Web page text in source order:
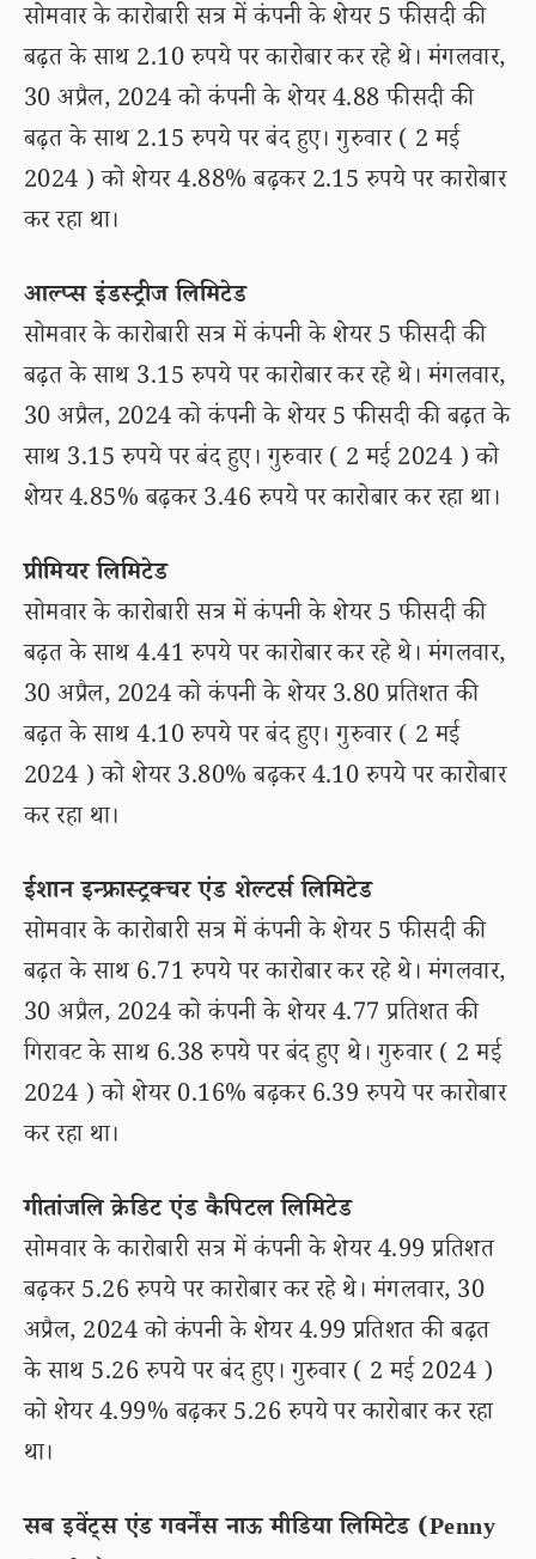
सोमवार के कारोबारी सत्र में कंपनी के शेयर 5 फीसदी की
बढ़त के साथ 2.10 रुपये पर कारोबार कर रहे थे। मंगलवार,
30 अप्रैल, 2024 को कंपनी के शेयर 4.88 फीसदी की
बढ़त के साथ 2.15 रुपये पर बंद हुए। गुरुवार ( 2 मई
2024 ) को शेयर 4.88% बढ़कर 2.15 रुपये पर कारोबार
कर रहा था।
आल्प्स इंडस्ट्रीज लिमिटेड
सोमवार के कारोबारी सत्र में कंपनी के शेयर 5 फीसदी की
बढ़त के साथ 3.15 रुपये पर कारोबार कर रहे थे। मंगलवार,
30 अप्रैल, 2024 को कंपनी के शेयर 5 फीसदी की बढ़त के
साथ 3.15 रुपये पर बंद हुए। गुरुवार ( 2 मई 2024 ) को
शेयर 4.85% बढ़कर 3.46 रुपये पर कारोबार कर रहा था।
प्रीमियर लिमिटेड
सोमवार के कारोबारी सत्र में कंपनी के शेयर 5 फीसदी की
बढ़त के साथ 4.41 रुपये पर कारोबार कर रहे थे। मंगलवार,
30 अप्रैल, 2024 को कंपनी के शेयर 3.80 प्रतिशत की
बढ़त के साथ 4.10 रुपये पर बंद हुए। गुरुवार ( 2 मई
2024 ) को शेयर 3.80% बढ़कर 4.10 रुपये पर कारोबार
कर रहा था।
ईशान इन्फ्रास्ट्रक्चर एंड शेल्टर्स लिमिटेड
सोमवार के कारोबारी सत्र में कंपनी के शेयर 5 फीसदी की
बढ़त के साथ 6.71 रुपये पर कारोबार कर रहे थे। मंगलवार,
30 अप्रैल, 2024 को कंपनी के शेयर 4.77 प्रतिशत की
गिरावट के साथ 6.38 रुपये पर बंद हुए थे। गुरुवार ( 2 मई
2024 ) को शेयर 0.16% बढ़कर 6.39 रुपये पर कारोबार
कर रहा था।
गीतांजलि क्रेडिट एंड कैपिटल लिमिटेड
सोमवार के कारोबारी सत्र में कंपनी के शेयर 4.99 प्रतिशत
बढ़कर 5.26 रुपये पर कारोबार कर रहे थे। मंगलवार, 30
अप्रैल, 2024 को कंपनी के शेयर 4.99 प्रतिशत की बढ़त
के साथ 5.26 रुपये पर बंद हुए। गुरुवार ( 2 मई 2024 )
को शेयर 4.99% बढ़कर 5.26 रुपये पर कारोबार कर रहा
था।
सब इवेंट्स एंड गवर्नेंस नाऊ मीडिया लिमिटेड (Penny